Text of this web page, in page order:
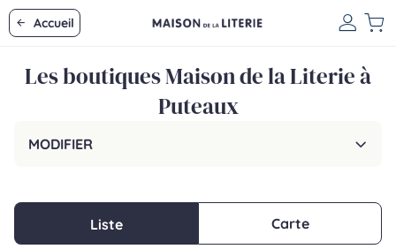
Accueil
Les boutiques Maison de la Literie à
Puteaux
MODIFIER
Liste Carte